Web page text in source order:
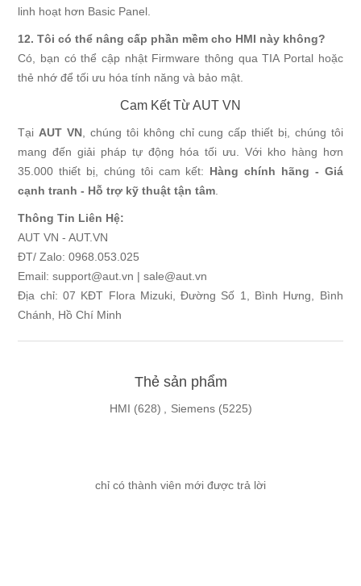
linh hoạt hơn Basic Panel.
12. Tôi có thể nâng cấp phần mềm cho HMI này không?
Có, bạn có thể cập nhật Firmware thông qua TIA Portal hoặc
thẻ nhớ để tối ưu hóa tính năng và bảo mật.
Cam Kết Từ AUT VN
TạiAUT VN, chúng tôi không chỉ cung cấp thiết bị, chúng tôi
mang đến giải pháp tự động hóa tối ưu. Với kho hàng hơn
35.000 thiết bị, chúng tôi cam kết: Hàng chính hãng - Giá
cạnh tranh - Hỗ trợ kỹ thuật tận tâm.
Thông Tin Liên Hệ:
AUT VN - AUT.VN
ĐT/ Zalo: 0968.053.025
Email: support@aut.vn | sale@aut.vn
Địa chỉ: 07 KĐT Flora Mizuki, Đường Số 1, Bình Hưng, Bình
Chánh, Hồ Chí Minh
Thẻ sản phẩm
HMI (628) , Siemens (5225)
chỉ có thành viên mới được trả lời